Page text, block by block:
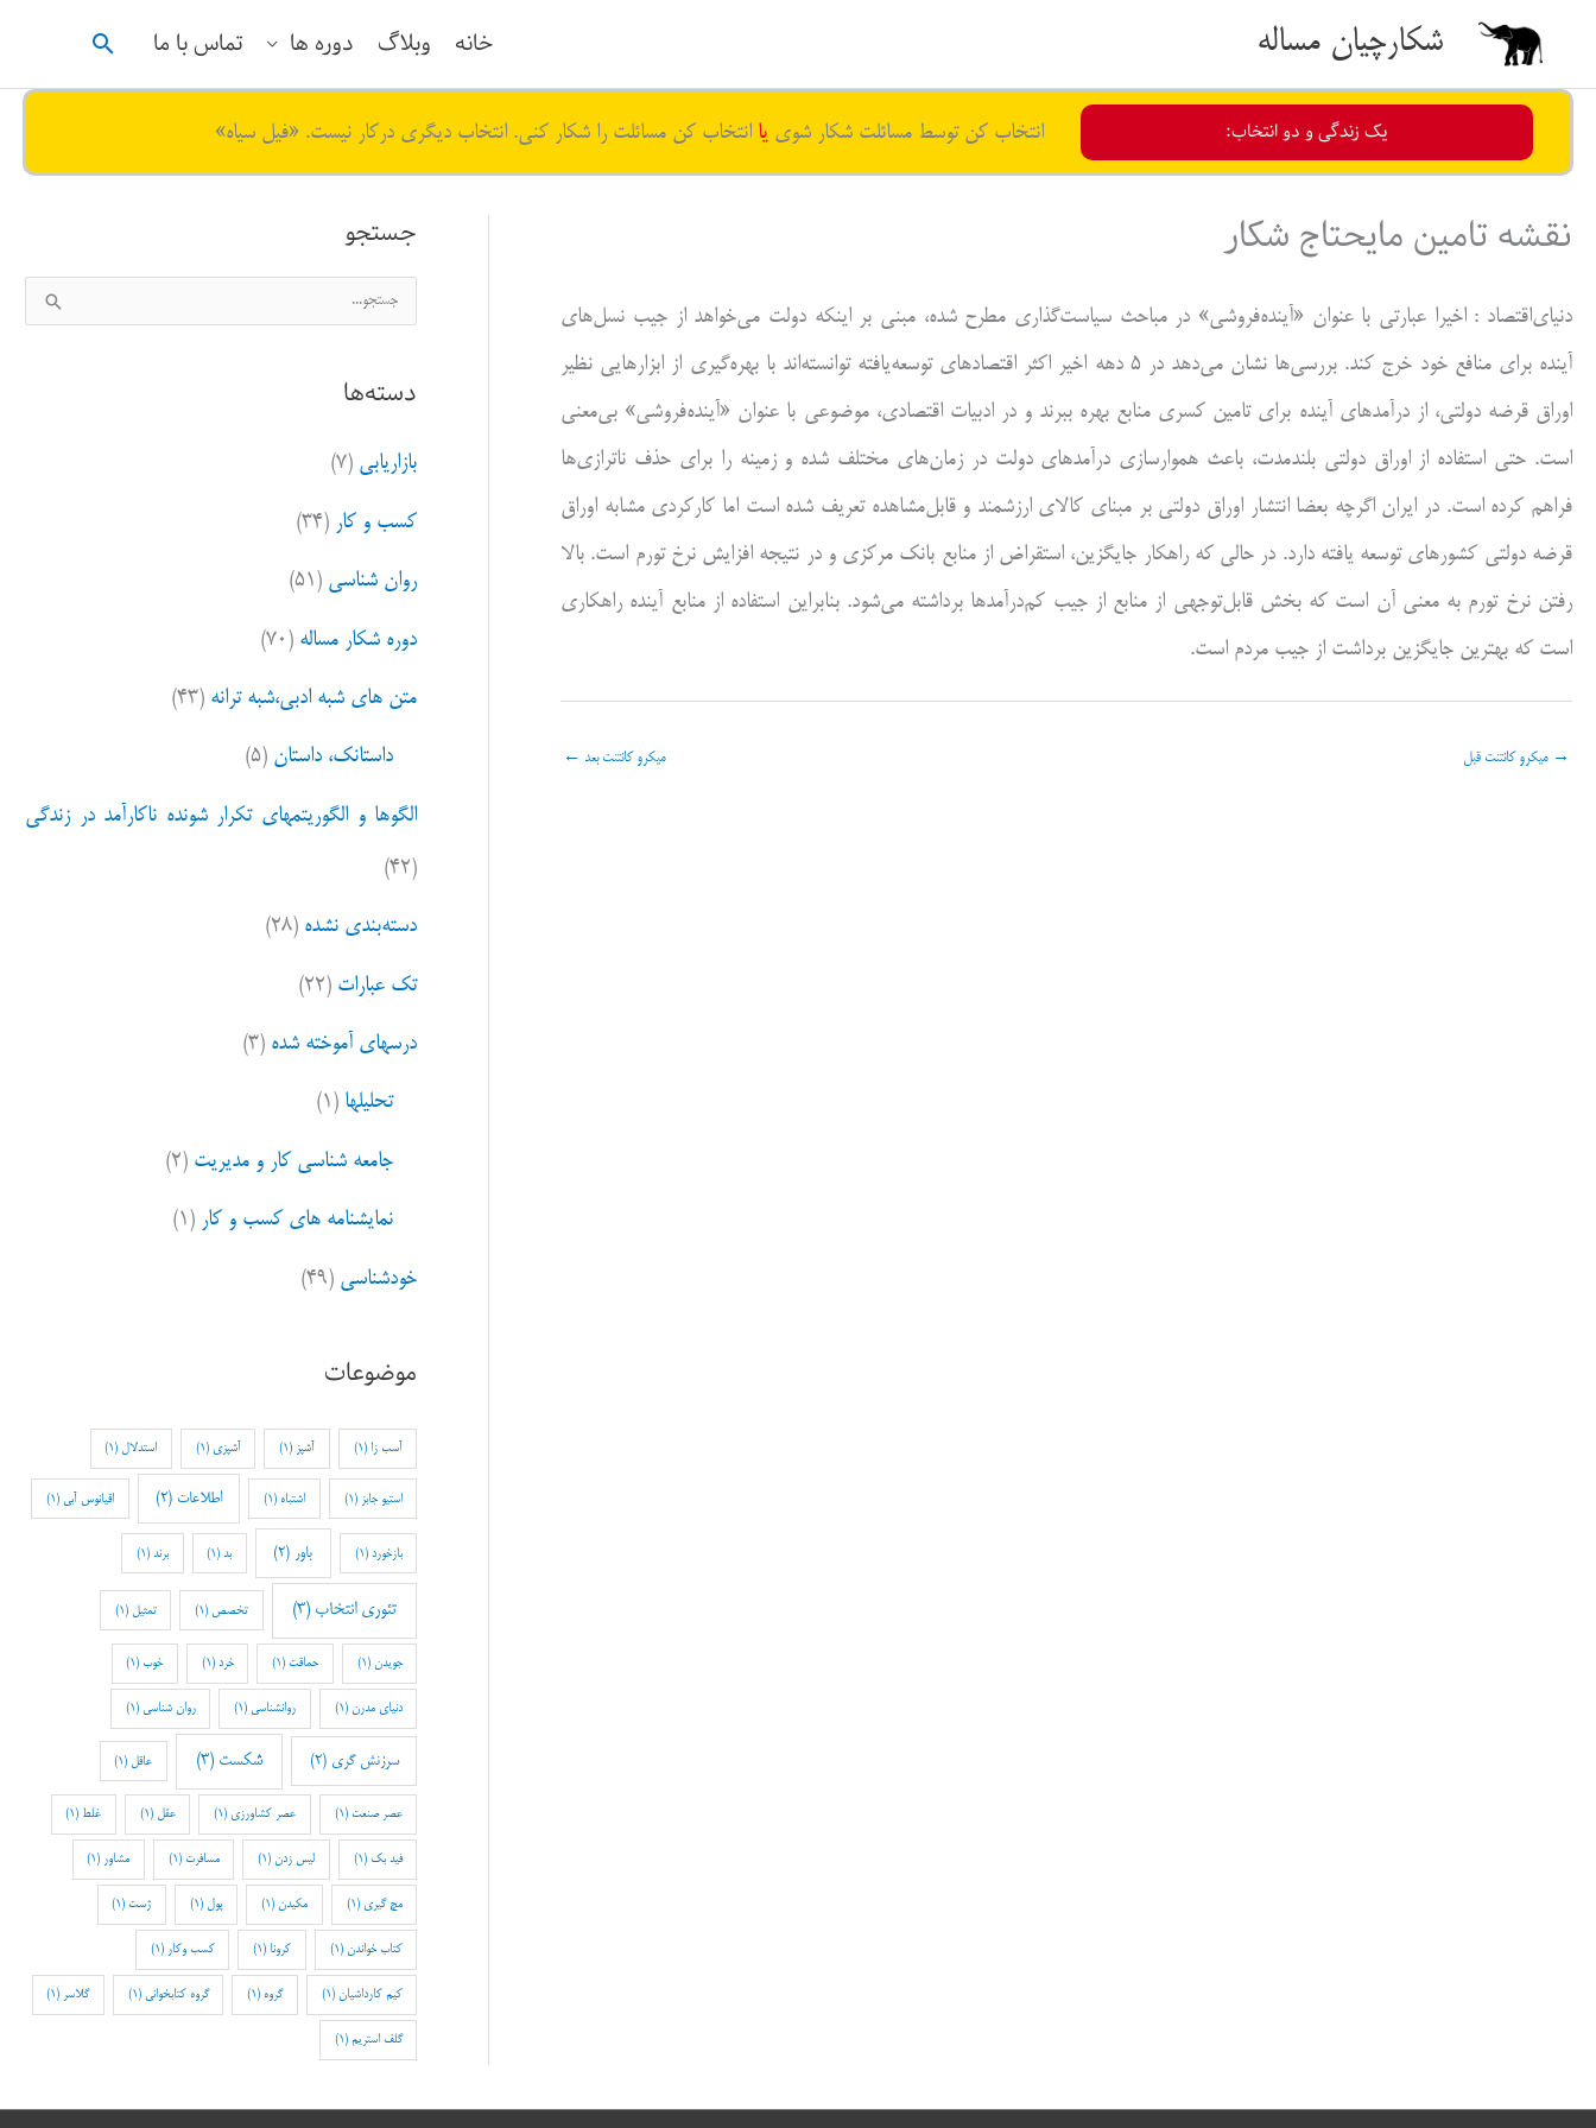
شکارچیان مساله خانه وبلاگ دوره ها تماس با ما جستجو
یک زندگی و دو انتخاب: انتخاب کن توسط مسائلت شکار شوی یا انتخاب کن مسائلت را شکار کنی. انتخاب دیگری درکار نیست. «فیل سیاه»
نقشه تامین مایحتاج شکار
دنیای‌اقتصاد : اخیرا عبارتی با عنوان «آینده‌فروشی»‌ در مباحث سیاست‌گذاری مطرح شده، مبنی بر اینکه دولت می‌خواهد از جیب نسل‌های
آینده برای منافع خود خرج کند. بررسی‌ها نشان می‌دهد در ۵ دهه اخیر اکثر اقتصادهای توسعه‌یافته توانسته‌اند با بهره‌گیری از ابزارهایی نظیر
اوراق قرضه دولتی، از درآمدهای آینده برای تامین کسری منابع بهره ببرند و در ادبیات اقتصادی، موضوعی با عنوان «آینده‌فروشی» بی‌معنی
است. حتی استفاده از اوراق دولتی بلندمدت، باعث هموارسازی درآمدهای دولت در زمان‌های مختلف شده و زمینه را برای حذف ناترازی‌ها
فراهم کرده است. در ایران اگرچه بعضا انتشار اوراق دولتی بر مبنای کالای ارزشمند و قابل‌مشاهده تعریف شده است اما کارکردی مشابه اوراق
قرضه دولتی کشورهای توسعه یافته دارد. در حالی که راهکار جایگزین، استقراض از منابع بانک مرکزی و در نتیجه افزایش نرخ تورم است. بالا
رفتن نرخ تورم به معنی آن است که بخش قابل‌توجهی از منابع از جیب کم‌درآمدها برداشته می‌شود. بنابراین استفاده از منابع آینده راهکاری
است که بهترین جایگزین برداشت از جیب مردم است.
→ میکرو کانتنت قبل میکرو کانتنت بعد ←
جستجو
س
ج
ب
ی
دسته‌ها
بازاریابی (۷)
کسب و کار (۳۴)
روان شناسی (۵۱)
دوره شکار مساله (۷۰)
متن های شبه ادبی،شبه ترانه (۴۳)
داستانک، داستان (۵)
الگوها و الگوریتمهای تکرار شونده ناکارآمد در زندگی
(۴۲)
دسته‌بندی نشده (۲۸)
تک عبارات (۲۲)
درسهای آموخته شده (۳)
تحلیلها (۱)
جامعه شناسی کار و مدیریت (۲)
نمایشنامه های کسب و کار (۱)
خودشناسی (۴۹)
موضوعات
آسب زا (1) آشپز (1) آشپزی (1) استدلال (1)
استیو جابز (1) اشتباه (1) اطلاعات (2) اقیانوس آبی (1)
بازخورد (1) باور (2) بد(1) برند (1)
تئوری انتخاب (3) تخصص (1) تمثیل (1)
جویدن (1) حماقت(1) خرد (1) خوب(1)
دنیای مدرن (1) روانشناسی (1) روان شناسی (1)
سرزنش گری (2) شکست (3) عاقل (1)
عصر صنعت (1) عصر کشاورزی(1) عقل (1) غلط (1)
فید بک (1) لیس زدن (1) مسافرت (1) مشاور (1)
مچ گیری (1) مکیدن (1) پول (1) ژست(1)
کتاب خواندن (1) کرونا (1) کسب وکار (1)
کیم کارداشیان (1) گروه (1) گروه کتابخوانی (1) گلاسر (1)
گلف استریم (1)